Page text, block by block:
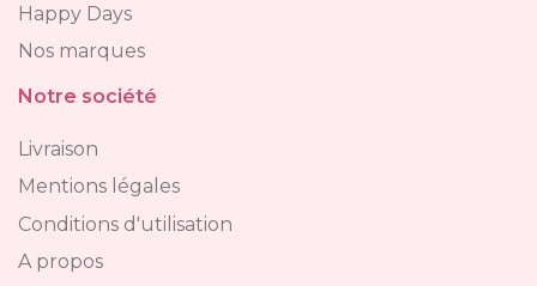
Happy Days
Nos marques
Notre société
Livraison
Mentions légales
Conditions d'utilisation
A propos